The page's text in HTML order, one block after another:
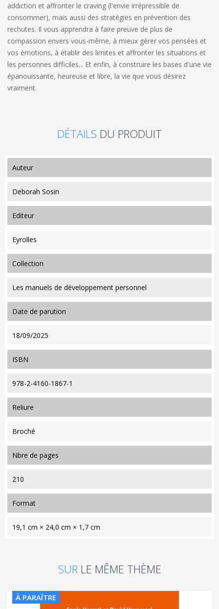
addiction et affronter le craving (l'envie irrépressible de
consommer), mais aussi des stratégies en prévention des
rechutes. Il vous apprendra à faire preuve de plus de
compassion envers vous-même, à mieux gérer vos pensées et
vos émotions, à établir des limites et affronter les situations et
les personnes difficiles... Et enfin, à construire les bases d'une vie
épanouissante, heureuse et libre, la vie que vous désirez
vraiment.
DÉTAILS DU PRODUIT
auteur
Deborah Sosin
editeur
Eyrolles
collection
Les manuels de développement personnel
date de parution
18/09/2025
ISBN
978-2-4160-1867-1
reliure
Broché
nbre de pages
210
format
19,1 cm × 24,0 cm × 1,7 cm
SUR LE MÊME THÈME
À PARAÎTRE